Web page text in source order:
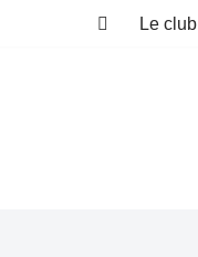
Accueil
Le club